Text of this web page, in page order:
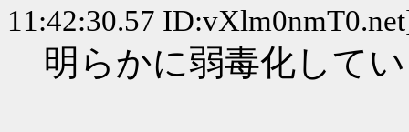
11:42:30.57
明らかに弱毒化して